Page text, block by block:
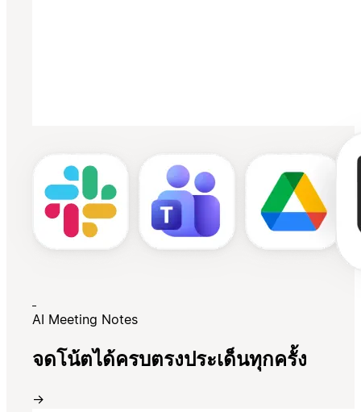
AI Meeting Notes
จดโน้ตได้ครบตรงประเด็นทุกครั้ง
→